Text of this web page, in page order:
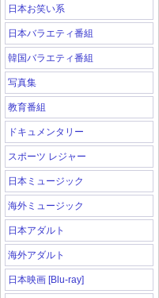
日本お笑い系
日本バラエティ番組
韓国バラエティ番組
写真集
教育番組
ドキュメンタリー
スポーツ レジャー
日本ミュージック
海外ミュージック
日本アダルト
海外アダルト
日本映画 [Blu-ray]